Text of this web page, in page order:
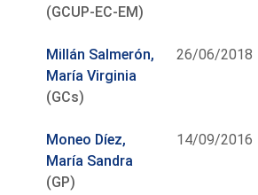
(GCUP-EC-EM)
Millán Salmerón,
María Virginia
(GCs)
26/06/2018
Moneo Díez,
María Sandra
(GP)
14/09/2016